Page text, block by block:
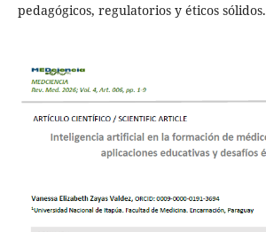
pedagógicos, regulatorios y éticos sólidos.